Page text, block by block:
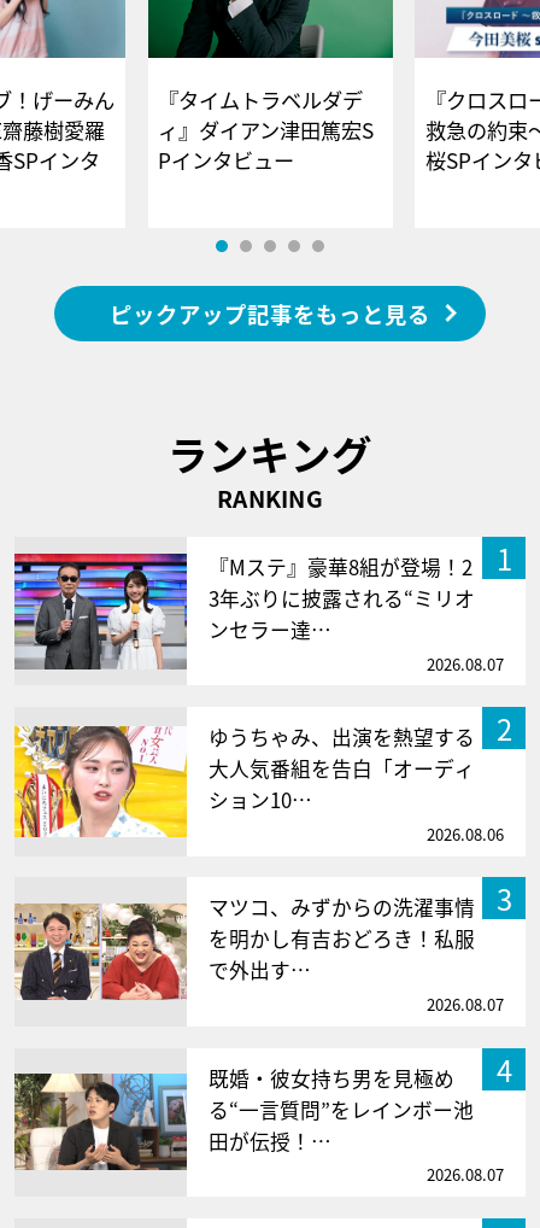
！げーみん
藤樹愛羅
SPインタ
『タイムトラベルダデ
ィ』ダイアン津田篤宏S
Pインタビュー
『クロス
救急の約束
桜SPイ
ピックアップ記事をもっと見る
ランキング
RANKING
1
『Mステ』豪華8組が登場！2
3年ぶりに披露される“ミリオ
ンセラー達…
2026.08.07
2
ゆうちゃみ、出演を熱望する
大人気番組を告白「オーディ
ション10…
2026.08.06
3
マツコ、みずからの洗濯事情
を明かし有吉おどろき！私服
で外出す…
2026.08.07
4
既婚・彼女持ち男を見極め
る“一言質問”をレインボー池
田が伝授！…
2026.08.07